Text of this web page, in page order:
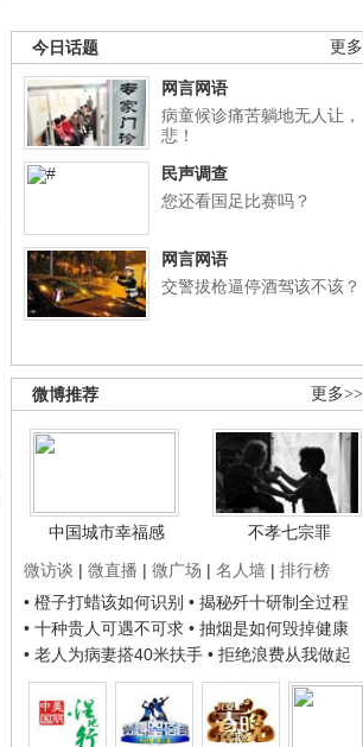
更多
今日话题
网言网语
病童候诊痛苦躺地无人让，
悲！
民声调查
您还看国足比赛吗？
网言网语
交警拔枪逼停酒驾该不该？
更多>>
微博推荐
中国城市幸福感
不孝七宗罪
微访谈 | 微直播 | 微广场 | 名人墙 | 排行榜
• 橙子打蜡该如何识别 • 揭秘歼十研制全过程
• 十种贵人可遇不可求 • 抽烟是如何毁掉健康
• 老人为病妻搭40米扶手 • 拒绝浪费从我做起